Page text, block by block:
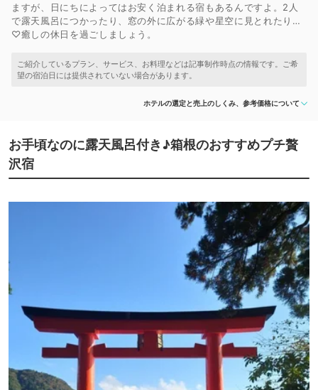
ますが、日にちによってはお安く泊まれる宿もあるんですよ。2人
で露天風呂につかったり、窓の外に広がる緑や星空に見とれたり…
♡癒しの休日を過ごしましょう。
ホテルの選定と売上のしくみ、参考価格について
お手頃なのに露天風呂付き♪箱根のおすすめプチ贅
沢宿